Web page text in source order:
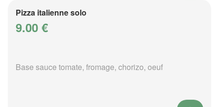
Pizza italienne solo
9.00 €
Base sauce tomate, fromage, chorizo, oeuf